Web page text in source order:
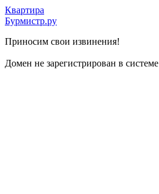
Квартира
Бурмистр.ру
Приносим свои извинения!
Домен не зарегистрирован в системе